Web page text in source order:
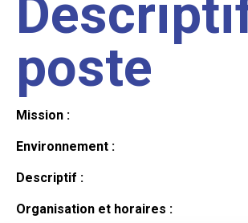
poste
Mission :
Environnement :
Descriptif :
Organisation et horaires :